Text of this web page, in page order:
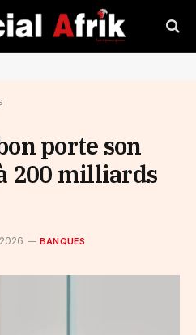
porte son
200 milliards
BANQUES